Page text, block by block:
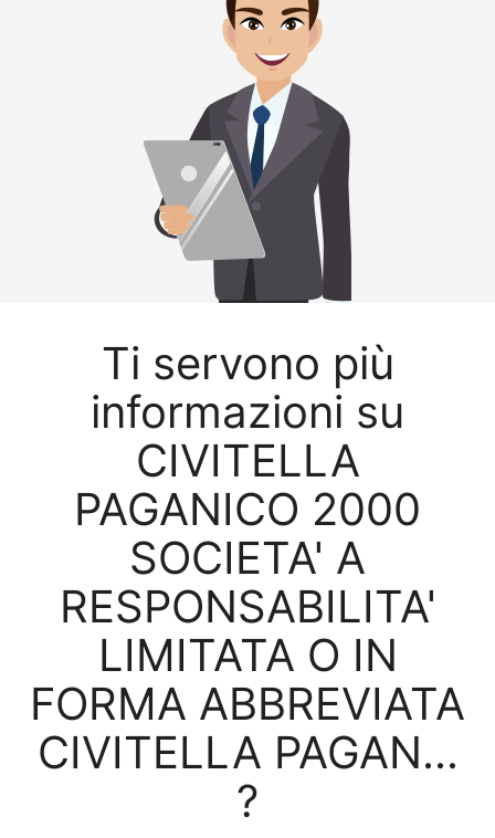
Ti servono più
informazioni su
CIVITELLA
PAGANICO 2000
SOCIETA' A
RESPONSABILITA'
LIMITATA O IN
FORMA ABBREVIATA
CIVITELLA PAGAN...
?